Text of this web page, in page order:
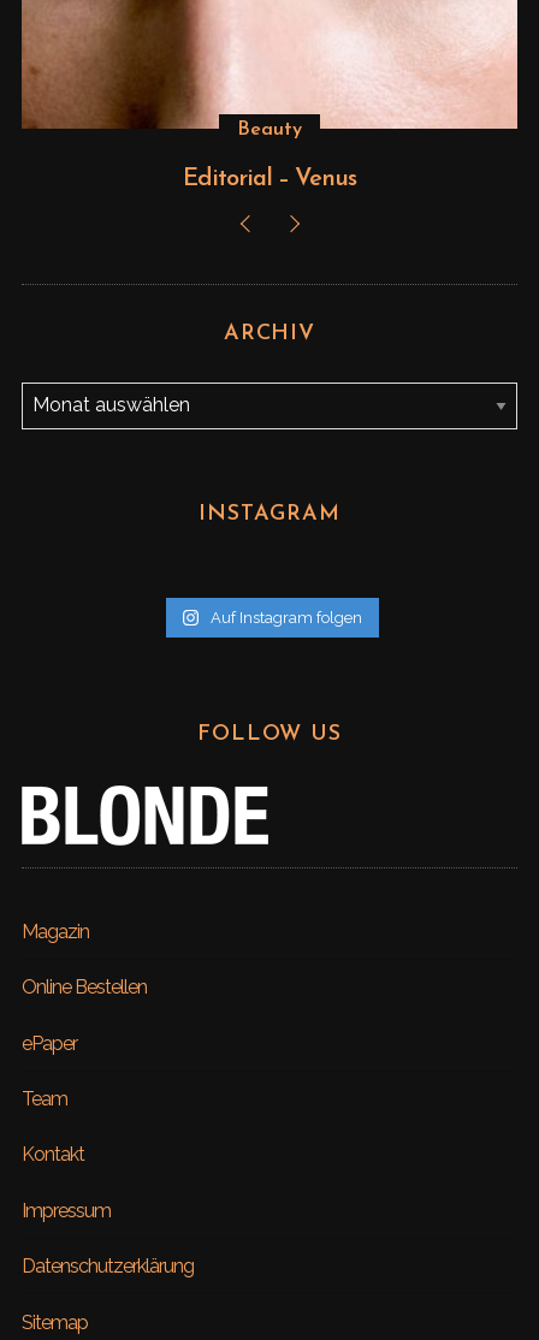
Beauty
Editorial – Venus
ARCHIV
A
r
INSTAGRAM
Auf Instagram folgen
FOLLOW US
Magazin
Online Bestellen
ePaper
Team
Kontakt
Impressum
Datenschutzerklärung
Sitemap